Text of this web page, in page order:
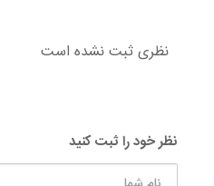
نظری ثبت نشده است
نظر خود را ثبت کنید